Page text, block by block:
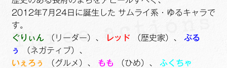
2012年7月24日に誕生した サムライ系・ゆるキャラで
す。
ぐりぃん（リーダー）、 レッド （歴史家）、
ぶる
ぅ
（ネガティブ）、
いぇろぅ
（グルメ）、 もも （ひめ）、
ふくちゃ